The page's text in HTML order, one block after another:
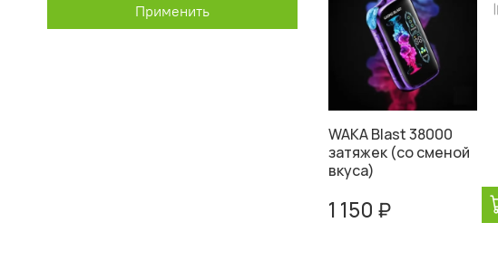
WAKA Blast 38000
затяжек (со сменой
вкуса)
1 150 ₽
Применить